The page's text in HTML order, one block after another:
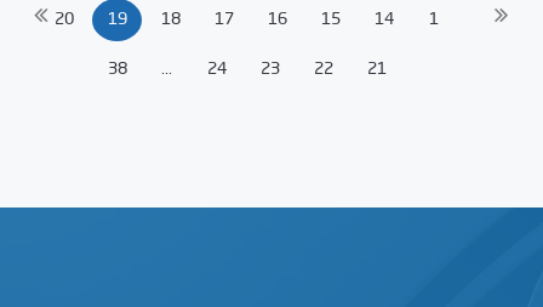
1
14
15
16
17
18
19
20
21
22
23
24
...
38